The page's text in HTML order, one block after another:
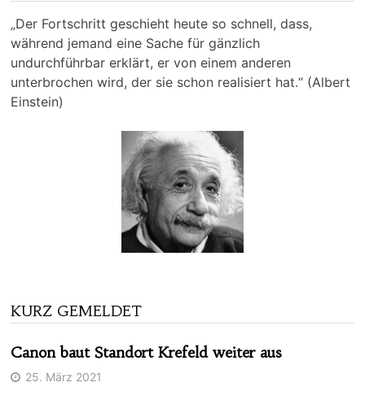
„Der Fortschritt geschieht heute so schnell, dass,
während jemand eine Sache für gänzlich
undurchführbar erklärt, er von einem anderen
unterbrochen wird, der sie schon realisiert hat.“ (Albert
Einstein)
KURZ GEMELDET
Canon baut Standort Krefeld weiter aus
25. März 2021